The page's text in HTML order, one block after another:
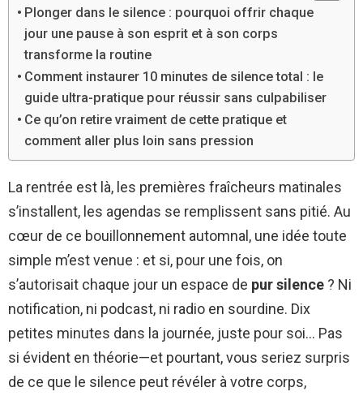
Plonger dans le silence : pourquoi offrir chaque
jour une pause à son esprit et à son corps
transforme la routine
Comment instaurer 10 minutes de silence total : le
guide ultra-pratique pour réussir sans culpabiliser
Ce qu’on retire vraiment de cette pratique et
comment aller plus loin sans pression
La rentrée est là, les premières fraîcheurs matinales
s’installent, les agendas se remplissent sans pitié. Au
cœur de ce bouillonnement automnal, une idée toute
simple m’est venue : et si, pour une fois, on
s’autorisait chaque jour un espace de pur silence ? Ni
notification, ni podcast, ni radio en sourdine. Dix
petites minutes dans la journée, juste pour soi… Pas
si évident en théorie—et pourtant, vous seriez surpris
de ce que le silence peut révéler à votre corps,